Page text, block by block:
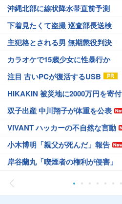
沖縄北部に線状降水帯直前予測
下着見たくて盗撮 巡査部長送検
主犯格とされる男 無期懲役判決
カラオケで15歳少女に性暴行か
注目 古いPCが復活するUSB
HIKAKIN 被災地に2000万円を寄付
双子出産 中川翔子が体重を公表
VIVANT ハッカーの不自然な言動
小木博明「親父が死んだ」報告
岸谷蘭丸「喫煙者の権利が侵害」